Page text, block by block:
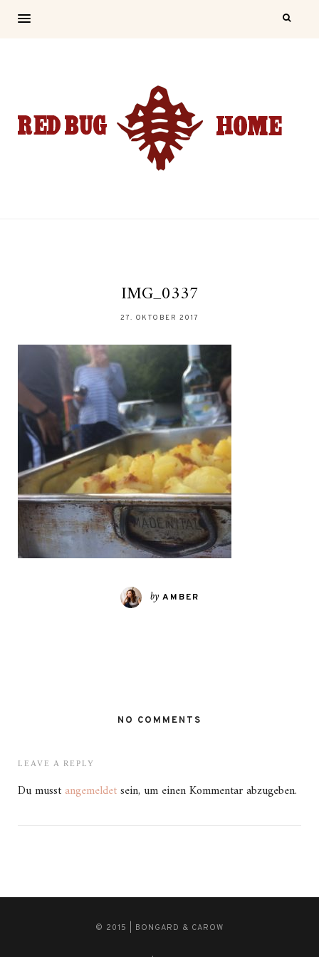
IMG_0337
27. OKTOBER 2017
by AMBER
NO COMMENTS
LEAVE A REPLY
Du musst angemeldetsein, um einen Kommentar abzugeben.
© 2015 | BONGARD & CAROW